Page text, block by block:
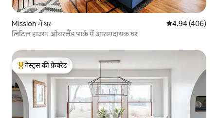
Mission में घर औसत रेटिंग 5 में से
4.94 (406)
लिटिल हाउस: ओवरलैंड पार्क में आरामदायक घर
गेस्ट्स का टॉप फ़ेवरेट
गेस्ट्स की फ़ेवरेट